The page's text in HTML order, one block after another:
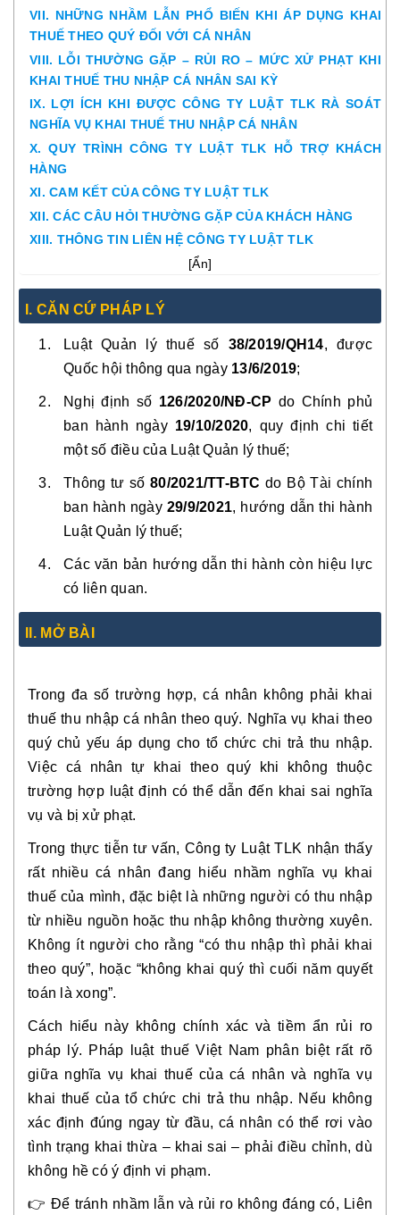
VII. NHỮNG NHẦM LẪN PHỔ BIẾN KHI ÁP DỤNG KHAI
THUẾ THEO QUÝ ĐỐI VỚI CÁ NHÂN
VIII. LỖI THƯỜNG GẶP – RỦI RO – MỨC XỬ PHẠT KHI
KHAI THUẾ THU NHẬP CÁ NHÂN SAI KỲ
IX. LỢI ÍCH KHI ĐƯỢC CÔNG TY LUẬT TLK RÀ SOÁT
NGHĨA VỤ KHAI THUẾ THU NHẬP CÁ NHÂN
X. QUY TRÌNH CÔNG TY LUẬT TLK HỖ TRỢ KHÁCH
HÀNG
XI. CAM KẾT CỦA CÔNG TY LUẬT TLK
XII. CÁC CÂU HỎI THƯỜNG GẶP CỦA KHÁCH HÀNG
XIII. THÔNG TIN LIÊN HỆ CÔNG TY LUẬT TLK
[Ẩn]
I. CĂN CỨ PHÁP LÝ
Luật Quản lý thuế số 38/2019/QH14, được
Quốc hội thông qua ngày 13/6/2019;
Nghị định số 126/2020/NĐ-CP do Chính phủ
ban hành ngày 19/10/2020, quy định chi tiết
một số điều của Luật Quản lý thuế;
Thông tư số80/2021/TT-BTC do Bộ Tài chính
ban hành ngày 29/9/2021, hướng dẫn thi hành
Luật Quản lý thuế;
Các văn bản hướng dẫn thi hành còn hiệu lực
có liên quan.
II. MỞ BÀI
Trong đa số trường hợp, cá nhân không phải khai
thuế thu nhập cá nhân theo quý. Nghĩa vụ khai theo
quý chủ yếu áp dụng cho tổ chức chi trả thu nhập.
Việc cá nhân tự khai theo quý khi không thuộc
trường hợp luật định có thể dẫn đến khai sai nghĩa
vụ và bị xử phạt.
Trong thực tiễn tư vấn, Công ty Luật TLK nhận thấy
rất nhiều cá nhân đang hiểu nhầm nghĩa vụ khai
thuế của mình, đặc biệt là những người có thu nhập
từ nhiều nguồn hoặc thu nhập không thường xuyên.
Không ít người cho rằng “có thu nhập thì phải khai
theo quý”, hoặc “không khai quý thì cuối năm quyết
toán là xong”.
Cách hiểu này không chính xác và tiềm ẩn rủi ro
pháp lý. Pháp luật thuế Việt Nam phân biệt rất rõ
giữa nghĩa vụ khai thuế của cá nhân và nghĩa vụ
khai thuế của tổ chức chi trả thu nhập. Nếu không
xác định đúng ngay từ đầu, cá nhân có thể rơi vào
tình trạng khai thừa – khai sai – phải điều chỉnh, dù
không hề có ý định vi phạm.
👉 Để tránh nhầm lẫn và rủi ro không đáng có, Liên